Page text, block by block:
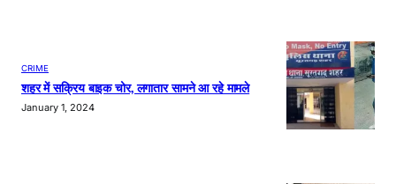
CRIME
शहर में सक्रिय बाइक चोर, लगातार सामने आ रहे मामले
January 1, 2024